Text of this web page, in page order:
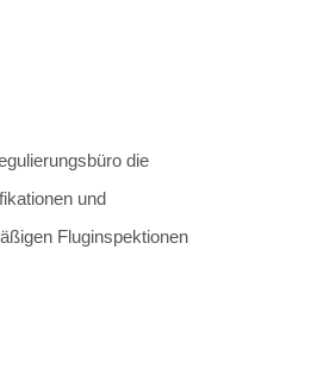
die
und
Fluginspektionen